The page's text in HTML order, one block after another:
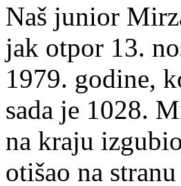
Naš junior
jak otpor 13.
1979. godine,
sada je 1028.
na kraju
otišao na